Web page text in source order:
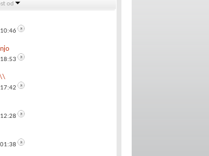
od
10:46
18:53
17:42
12:28
01:38